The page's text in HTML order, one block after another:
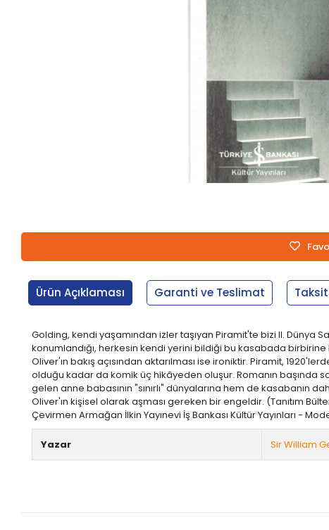
Ürün Açıklaması Garanti ve Teslimat
Golding, kendi yaşamından izler taşıyan Piramit'te bizi II. Dünya
konumlandığı, herkesin kendi yerini bildiği bu kasabada
Oliver'ın bakış açısından aktarılması ise ironiktir. Piramit,
olduğu kadar da komik üç hikâyeden oluşur. Romanın başında
gelen anne babasının "sınırlı" dünyalarına hem de kasabanın
Oliver'ın kişisel olarak aşması gereken bir engeldir. (Tanıtım
Çevirmen Armağan İlkin Yayınevi İş Bankası Kültür Yayınları -
Yazar Sir William